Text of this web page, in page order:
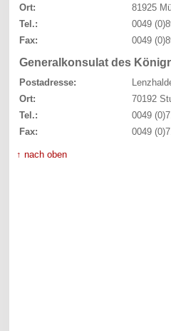
Ort:
81925
Tel.:
0049
Fax:
0049
Generalkonsulat des
Postadresse:
Ort:
70192
Tel.:
0049
Fax:
0049
↑ nach oben